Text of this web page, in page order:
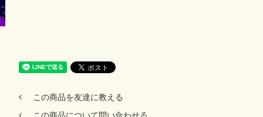
この商品を友達に教える